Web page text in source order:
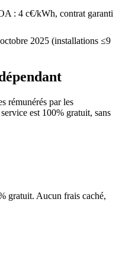
: 4 c€/kWh, contrat garanti
2025 (installations ≤9
rémunérés par les
est 100% gratuit, sans
gratuit. Aucun frais caché,